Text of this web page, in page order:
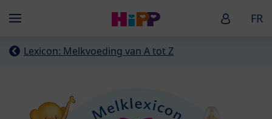
Menü HiPP FR
Lexicon: Melkvoeding van A tot Z